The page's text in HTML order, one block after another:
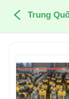
Trung